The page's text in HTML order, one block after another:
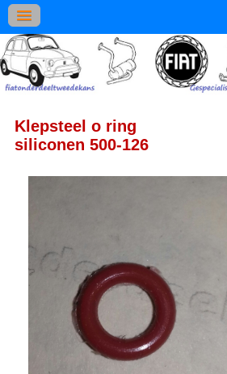
Klepsteel o ring
siliconen 500-126